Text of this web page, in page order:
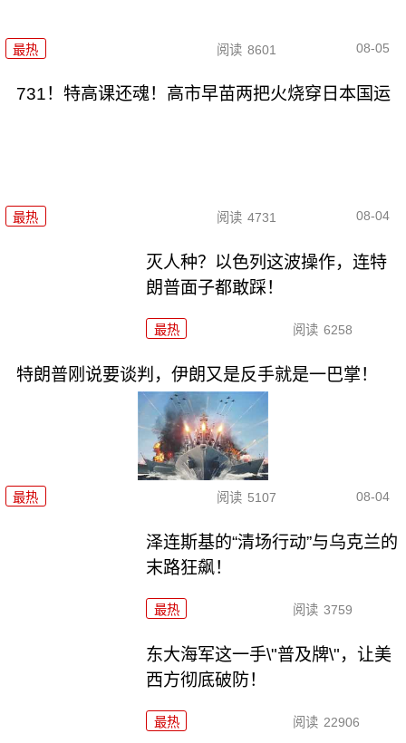
最热 阅读 8601 08-05
731！特高课还魂！高市早苗两把火烧穿日本国运
最热 阅读 4731 08-04
灭人种？以色列这波操作，连特
朗普面子都敢踩！
最热 阅读 6258
特朗普刚说要谈判，伊朗又是反手就是一巴掌！
最热 阅读 5107 08-04
泽连斯基的“清场行动”与乌克兰的
末路狂飙！
最热 阅读 3759
东大海军这一手\"普及牌\"，让美
西方彻底破防！
最热 阅读 22906